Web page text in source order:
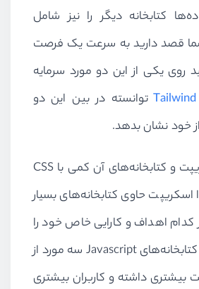
کتابخانه دیگر را نیز شامل
قصد دارید به سرعت یک فرصت
روی یکی از این دو مورد سرمایه
توانسته در بین این دو
خود نشان بدهد.
و کتابخانه‌های آن کمی با CSS
حاوی کتابخانه‌های بسیار
کدام اهداف و کارایی خاص خود را
Javascript سه مورد از
بیشتری داشته و کاربران بیشتری